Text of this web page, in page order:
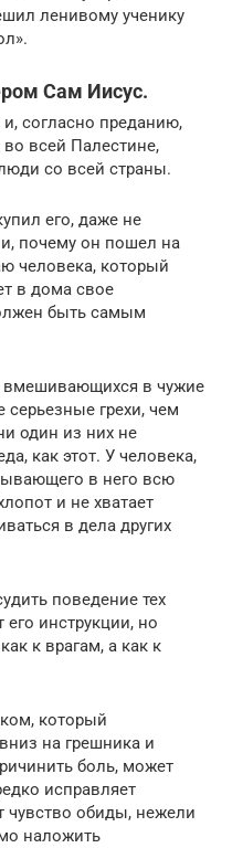
ленивому ученику
Сам Иисус.
согласно преданию,
всей Палестине,
со всей страны.
его, даже не
почему он пошел на
человека, который
в дома свое
быть самым
в чужие
грехи, чем
один из них не
как этот. У человека,
в него всю
и не хватает
в дела других
поведение тех
инструкции, но
к врагам, а как к
который
на грешника и
боль, может
исправляет
чувство обиды, нежели
наложить